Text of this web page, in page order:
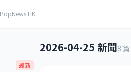
PopNews HK
最新
2026-04-25 新聞8 篇